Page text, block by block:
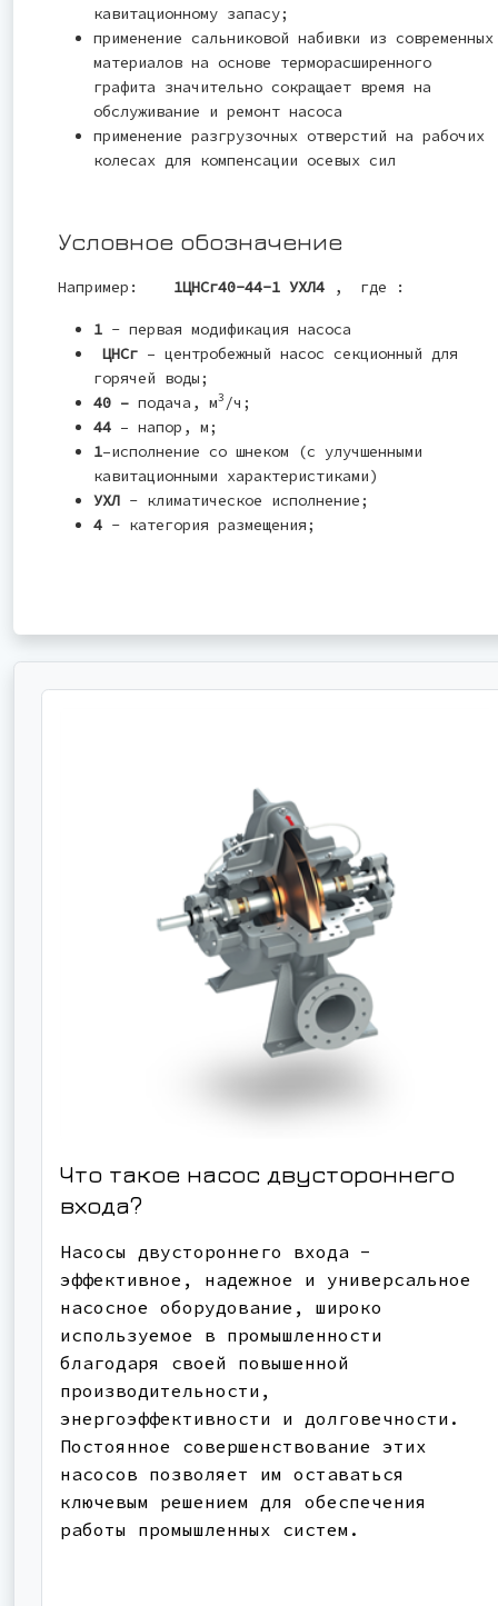
кавитационному запасу;
применение сальниковой набивки из современных
материалов на основе терморасширенного
графита значительно сокращает время на
обслуживание и ремонт насоса
применение разгрузочных отверстий на рабочих
колесах для компенсации осевых сил
Условное обозначение
Например: 1ЦНСг40-44-1 УХЛ4 , где :
1 - первая модификация насоса
ЦНСг – центробежный насос секционный для
горячей воды;
40 – подача, м3 /ч;
44 – напор, м;
1–исполнение со шнеком (с улучшенными
кавитационными характеристиками)
УХЛ - климатическое исполнение;
4 - категория размещения;
Что такое насос двустороннего
входа?
Насосы двустороннего входа -
эффективное, надежное и универсальное
насосное оборудование, широко
используемое в промышленности
благодаря своей повышенной
производительности,
энергоэффективности и долговечности.
Постоянное совершенствование этих
насосов позволяет им оставаться
ключевым решением для обеспечения
работы промышленных систем.